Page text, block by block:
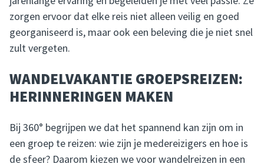
zorgen ervoor dat elke reis niet alleen veilig en goed
georganiseerd is, maar ook een beleving die je niet snel
zult vergeten.
WANDELVAKANTIE GROEPSREIZEN:
HERINNERINGEN MAKEN
Bij 360° begrijpen we dat het spannend kan zijn om in
een groep te reizen: wie zijn je medereizigers en hoe is
de sfeer? Daarom kiezen we voor wandelreizen in een